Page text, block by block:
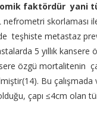
faktördür yani
nefrometri skorlaması
teşhiste metastaz
5 yıllık kansere
özgü mortalitenin
Bu çalışmada
çapı ≤4cm olan